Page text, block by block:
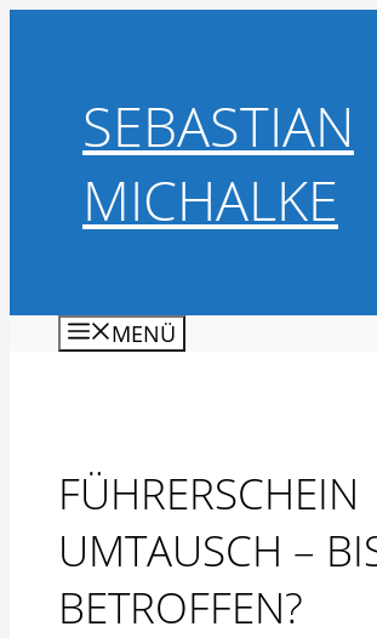
SEBASTIAN
MICHALKE
MENÜ
FÜHRERSCHEIN
UMTAUSCH –
BETROFFEN?